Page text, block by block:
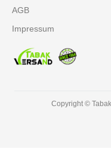
AGB
Impressum
Copyright ©